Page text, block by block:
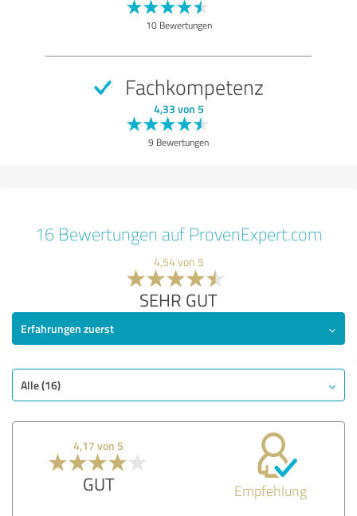
10 Bewertungen
Fachkompetenz
4,33 von 5
9 Bewertungen
16 Bewertungen auf ProvenExpert.com
4,54 von 5
SEHR GUT
Erfahrungen zuerst
Alle (16)
4,17 von 5
GUT Empfehlung